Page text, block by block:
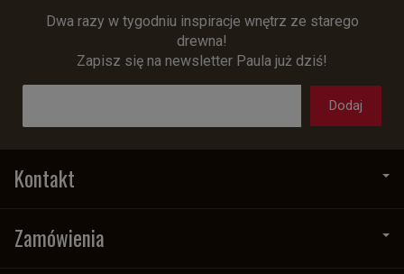
Dwa razy w tygodniu inspiracje wnętrz ze starego
drewna!
Zapisz się na newsletter Paula już dziś!
Kontakt
Zamówienia